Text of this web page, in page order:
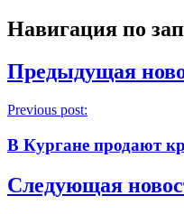
Навигация по
Предыдущая
Previous post:
В Кургане продают
Следующая